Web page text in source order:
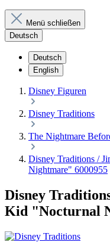
Menü schließen
Deutsch
Deutsch
English
Disney Figuren
Disney Traditions
The Nightmare
Disney Traditions /
Nightmare" 6000955
Disney
Kid "Nocturnal